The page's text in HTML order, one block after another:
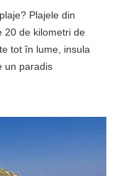
Plajele din
20 de kilometri de
tot în lume, insula
un paradis